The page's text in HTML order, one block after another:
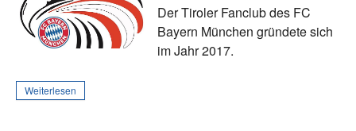
Der Tiroler Fanclub des FC
Bayern München gründete sich
im Jahr 2017.
Weiterlesen